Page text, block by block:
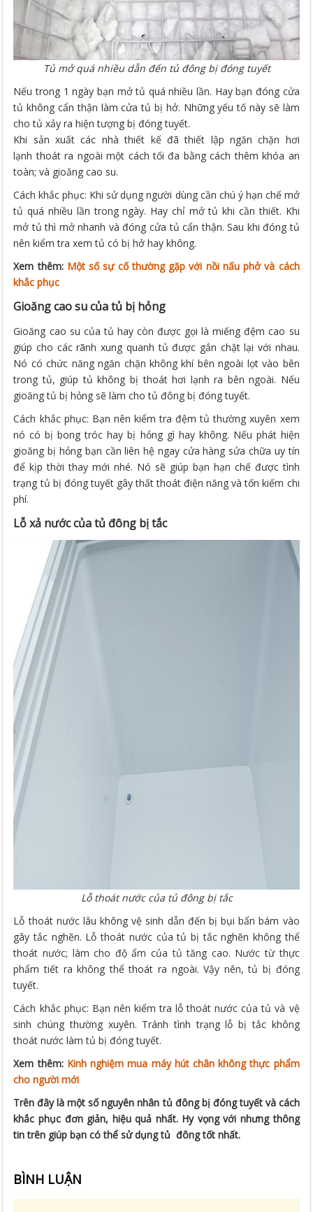
Tủ mở quá nhiều dẫn đến tủ đông bị đóng tuyết
Nếu trong 1 ngày bạn mở tủ quá nhiều lần. Hay bạn đóng cửa
tủ không cẩn thận làm cửa tủ bị hở. Những yếu tố này sẽ làm
cho tủ xảy ra hiện tượng bị đóng tuyết.
Khi sản xuất các nhà thiết kế đã thiết lập ngăn chặn hơi
lạnh thoát ra ngoài một cách tối đa bằng cách thêm khóa an
toàn; và gioăng cao su.
Cách khắc phục: Khi sử dụng người dùng cần chú ý hạn chế mở
tủ quá nhiều lần trong ngày. Hay chỉ mở tủ khi cần thiết. Khi
mở tủ thì mở nhanh và đóng cửa tủ cẩn thận. Sau khi đóng tủ
nên kiểm tra xem tủ có bị hở hay không.
Xem thêm: Một số sự cố thường gặp với nồi nấu phở và cách
khắc phục
Gioăng cao su của tủ bị hỏng
Gioăng cao su của tủ hay còn được gọi là miếng đệm cao su
giúp cho các rãnh xung quanh tủ được gắn chặt lại với nhau.
Nó có chức năng ngăn chặn không khí bên ngoài lọt vào bên
trong tủ, giúp tủ không bị thoát hơi lạnh ra bên ngoài. Nếu
gioăng tủ bị hỏng sẽ làm cho tủ đông bị đóng tuyết.
Cách khắc phục: Bạn nên kiểm tra đệm tủ thường xuyên xem
nó có bị bong tróc hay bị hỏng gì hay không. Nếu phát hiện
gioăng bị hỏng bạn cần liên hệ ngay cửa hàng sửa chữa uy tín
để kịp thời thay mới nhé. Nó sẽ giúp bạn hạn chế được tình
trạng tủ bị đóng tuyết gây thất thoát điện năng và tốn kiếm chi
phí.
Lỗ xả nước của tủ đông bị tắc
Lỗ thoát nước của tủ đông bị tắc
Lỗ thoát nước lâu không vệ sinh dẫn đến bị bụi bẩn bám vào
gây tắc nghẽn. Lỗ thoát nước của tủ bị tắc nghẽn không thể
thoát nước; làm cho độ ẩm của tủ tăng cao. Nước từ thực
phẩm tiết ra không thể thoát ra ngoài. Vậy nên, tủ bị đóng
tuyết.
Cách khắc phục: Bạn nên kiểm tra lỗ thoát nước của tủ và vệ
sinh chúng thường xuyên. Tránh tình trạng lỗ bị tắc không
thoát nước làm tủ bị đóng tuyết.
Xem thêm: Kinh nghiệm mua máy hút chân không thực phẩm
cho người mới
Trên đây là một số nguyên nhân tủ đông bị đóng tuyết và cách
khắc phục đơn giản, hiệu quả nhất. Hy vọng với nhưng thông
tin trên giúp bạn có thể sử dụng tủ đông tốt nhất.
BÌNH LUẬN